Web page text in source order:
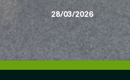
28/03/2026